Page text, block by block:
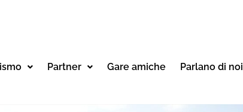
Partner Gare amiche Parlano di noi